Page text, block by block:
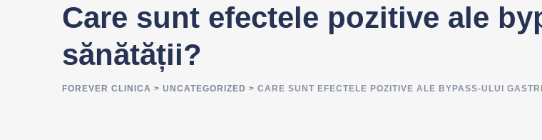
Care sunt efectele pozitive ale
sănătății?
FOREVER CLINICA > UNCATEGORIZED > CARE SUNT EFECTELE POZITIVE ALE BYPASS-ULUI